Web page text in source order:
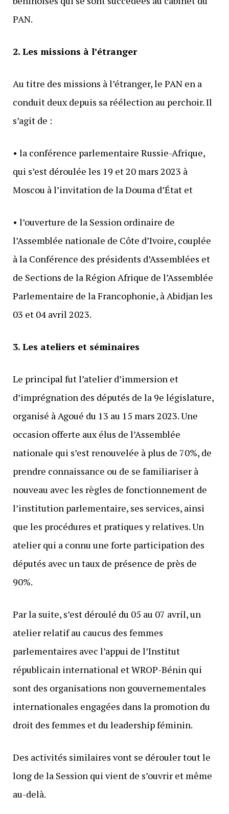
PAN.
2. Les missions à l’étranger
Au titre des missions à l’étranger, le PAN en a
conduit deux depuis sa réélection au perchoir. Il
s’agit de :
• la conférence parlementaire Russie-Afrique,
qui s’est déroulée les 19 et 20 mars 2023 à
Moscou à l’invitation de la Douma d’État et
• l’ouverture de la Session ordinaire de
l’Assemblée nationale de Côte d’Ivoire, couplée
à la Conférence des présidents d’Assemblées et
de Sections de la Région Afrique de l’Assemblée
Parlementaire de la Francophonie, à Abidjan les
03 et 04 avril 2023.
3. Les ateliers et séminaires
Le principal fut l’atelier d’immersion et
d’imprégnation des députés de la 9e législature,
organisé à Agoué du 13 au 15 mars 2023. Une
occasion offerte aux élus de l’Assemblée
nationale qui s’est renouvelée à plus de 70%, de
prendre connaissance ou de se familiariser à
nouveau avec les règles de fonctionnement de
l’institution parlementaire, ses services, ainsi
que les procédures et pratiques y relatives. Un
atelier qui a connu une forte participation des
députés avec un taux de présence de près de
90%.
Par la suite, s’est déroulé du 05 au 07 avril, un
atelier relatif au caucus des femmes
parlementaires avec l’appui de l’Institut
républicain international et WROP-Bénin qui
sont des organisations non gouvernementales
internationales engagées dans la promotion du
droit des femmes et du leadership féminin.
Des activités similaires vont se dérouler tout le
long de la Session qui vient de s’ouvrir et même
au-delà.